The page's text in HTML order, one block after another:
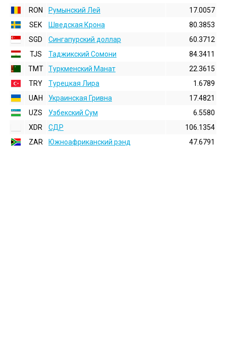
RON
Румынский Лей
17.0057
SEK
Шведская Крона
80.3853
SGD
Сингапурский доллар
60.3712
TJS
Таджикский Сомони
84.3411
TMT
Туркменский Манат
22.3615
TRY
Турецкая Лира
1.6789
UAH
Украинская Гривна
17.4821
UZS
Узбекский Сум
6.5580
XDR
СДР
106.1354
ZAR
Южноафриканский рэнд 47.6791